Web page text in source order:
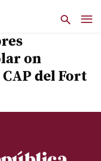
on
del Fort